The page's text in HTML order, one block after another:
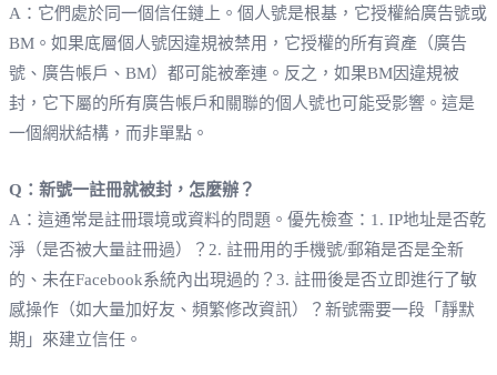
A：它們處於同一個信任鏈上。個人號是根基，它授權給廣告號或
BM。如果底層個人號因違規被禁用，它授權的所有資產（廣告
號、廣告帳戶、BM）都可能被牽連。反之，如果BM因違規被
封，它下屬的所有廣告帳戶和關聯的個人號也可能受影響。這是
一個網狀結構，而非單點。
Q：新號一註冊就被封，怎麼辦？
A：這通常是註冊環境或資料的問題。優先檢查：1. IP地址是否乾
淨（是否被大量註冊過）？2. 註冊用的手機號/郵箱是否是全新
的、未在Facebook系統內出現過的？3. 註冊後是否立即進行了敏
感操作（如大量加好友、頻繁修改資訊）？新號需要一段「靜默
期」來建立信任。